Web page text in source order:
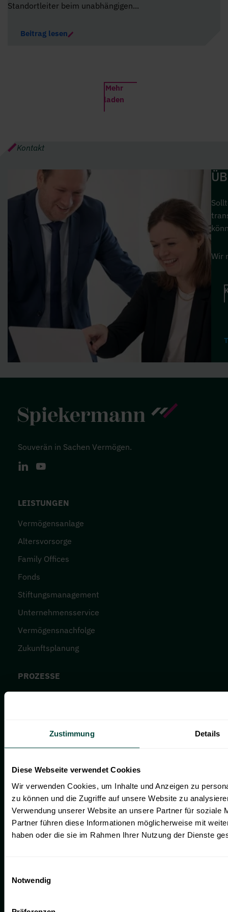
Zustimmung Details
Diese Webseite verwendet Cookies
Wir verwenden Cookies, um Inhalte und Anzeigen zu
zu können und die Zugriffe auf unsere Website zu
Verwendung unserer Website an unsere Partner für soziale
Partner führen diese Informationen möglicherweise mit
haben oder die sie im Rahmen Ihrer Nutzung der Dienste
Notwendig
Standortleiter beim unabhängigen...
Beitrag lesen
Mehr
laden
Kontakt
Wir
Souverän in Sachen Vermögen.
LinkedIn
Youtube
FOOTER-MENÜ
LEISTUNGEN
Vermögensanlage
Altersvorsorge
Family Offices
Fonds
Stiftungsmanagement
Unternehmensservice
Vermögensnachfolge
Zukunftsplanung
PROZESSE
Vermögenscheck
Events
Magazin
Newsletter
Ansprechpartner